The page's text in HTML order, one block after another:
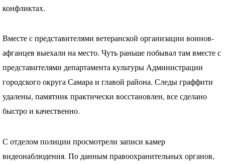
конфликтах.
Вместе с представителями ветеранской организации воинов-
афганцев выехали на место. Чуть раньше побывал там вместе с
представителями департамента культуры Администрации
городского округа Самара и главой района. Следы граффити
удалены, памятник практически восстановлен, все сделано
быстро и качественно.
С отделом полиции просмотрели записи камер
видеонаблюдения. По данным правоохранительных органов,